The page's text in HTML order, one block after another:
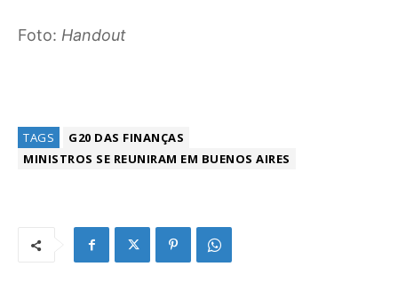
Foto: Handout
TAGS
G20 DAS FINANÇAS
MINISTROS SE REUNIRAM EM BUENOS AIRES